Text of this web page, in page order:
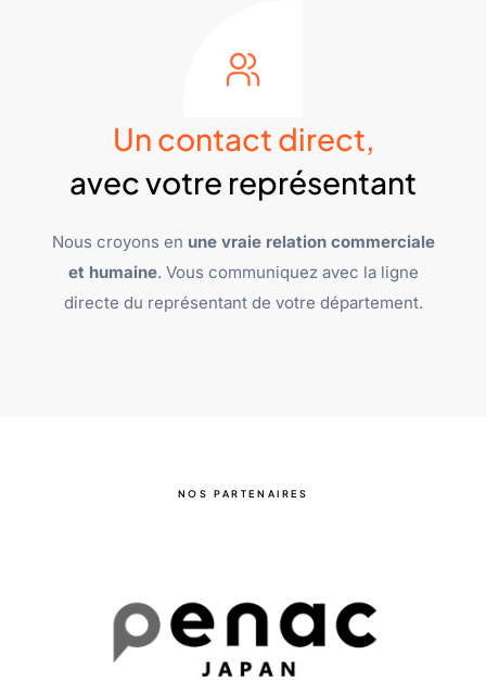
Un contact direct,
avec votre représentant
Nous croyons en une vraie relation commerciale
et humaine. Vous communiquez avec la ligne
directe du représentant de votre département.
NOS PARTENAIRES